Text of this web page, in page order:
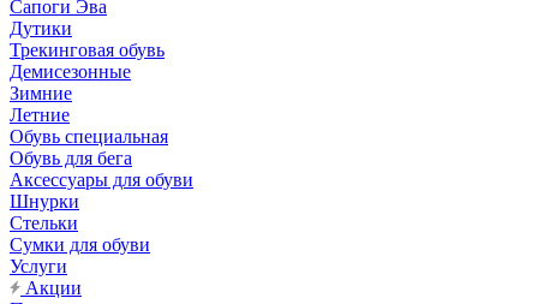
Сапоги Эва
Дутики
Трекинговая обувь
Демисезонные
Зимние
Летние
Обувь специальная
Обувь для бега
Аксессуары для обуви
Шнурки
Стельки
Сумки для обуви
Услуги
Акции